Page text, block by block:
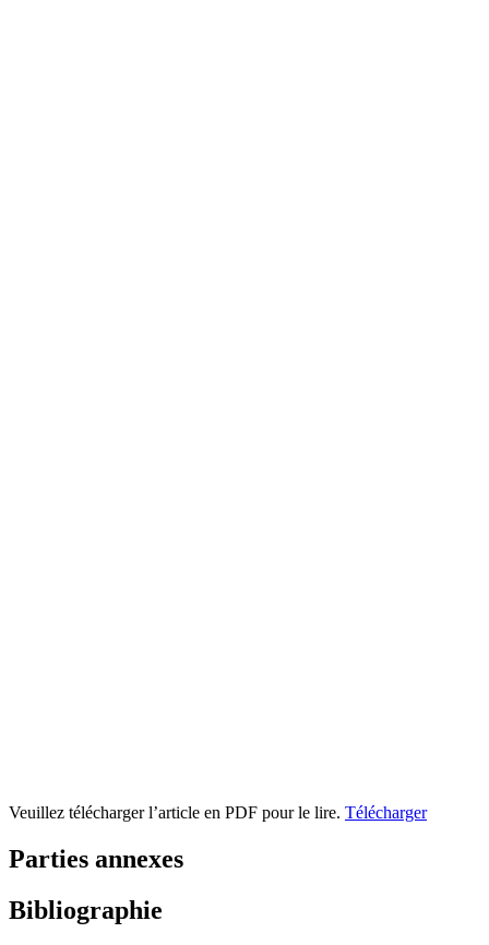
Veuillez télécharger l’article en PDF pour le lire. Télécharger
Parties annexes
Bibliographie